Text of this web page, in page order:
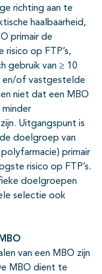
richting aan te
haalbaarheid,
primair de
op FTP’s,
gebruik van ≥ 10
en/of vastgestelde
niet dat een MBO
Uitgangspunt is
doelgroep van
primair
risico op FTP’s.
doelgroepen
selectie ook
van een MBO zijn
MBO dient te